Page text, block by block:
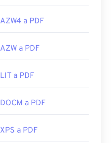
AZW4 a PDF
AZW a PDF
LIT a PDF
DOCM a PDF
XPS a PDF